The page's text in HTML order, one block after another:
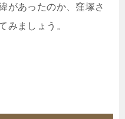
があったのか、窪塚さ
みましょう。